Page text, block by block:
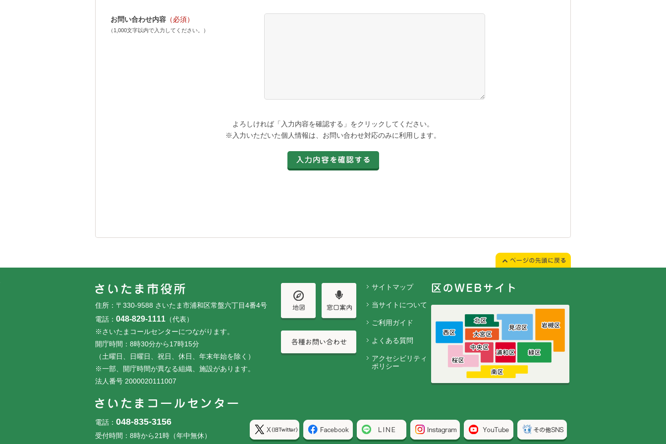
お問い合わせ内容 （必須）
（1,000文字以内で入力してください。）
よろしければ「入力内容を確認する」をクリックしてください。
※入力いただいた個人情報は、お問い合わせ対応のみに利用します。
住所：〒330-9588 さいたま市浦和区常盤六丁目4番4号
電話： 048-829-1111 （代表）
※さいたまコールセンターにつながります。
開庁時間：8時30分から17時15分
（土曜日、日曜日、祝日、休日、年末年始を除く）
※一部、開庁時間が異なる組織、施設があります。
法人番号 2000020111007
電話： 048-835-3156
受付時間：8時から21時（年中無休）
サイトマップ
当サイトについて
ご利用ガイド
よくある質問
アクセシビリティ
ポリシー